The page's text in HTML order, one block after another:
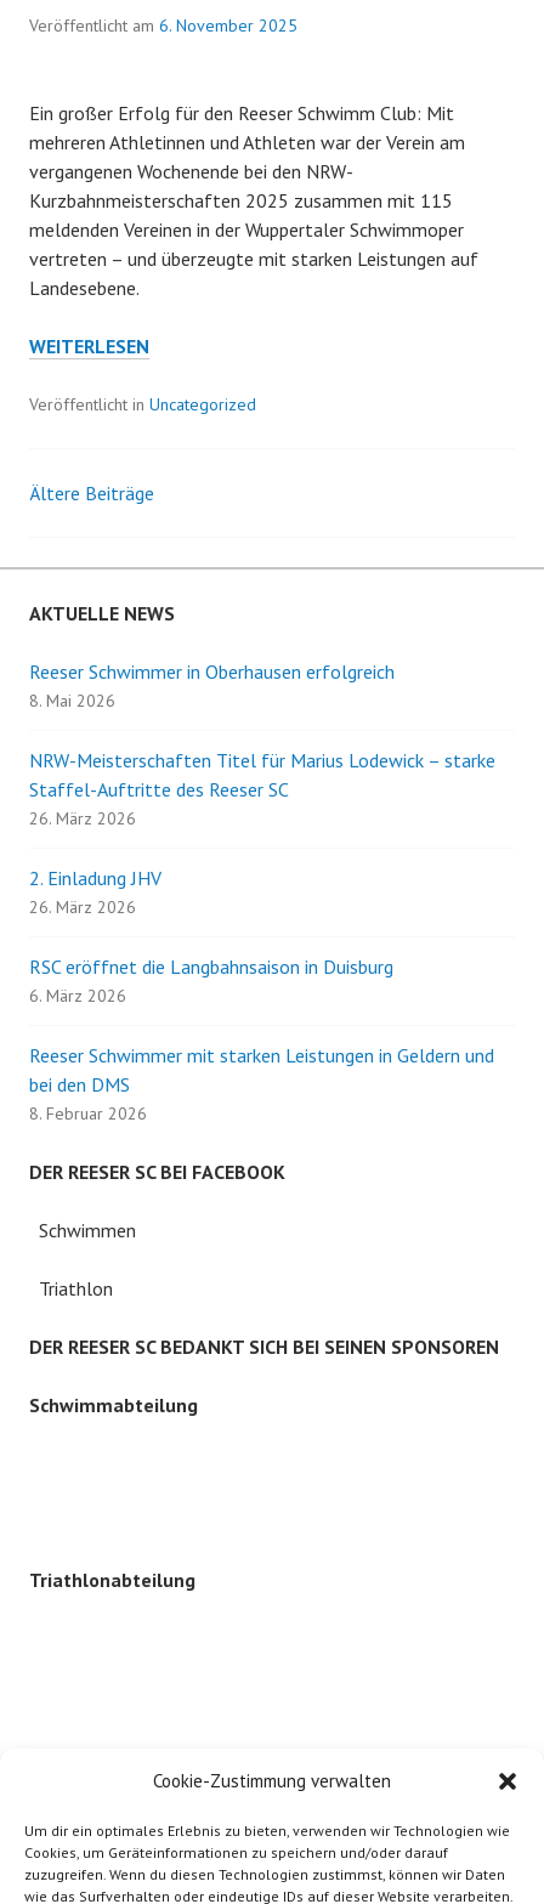
Cookie-Zustimmung verwalten
Um dir ein optimales Erlebnis zu bieten, verwenden wir Technologien wie
Cookies, um Geräteinformationen zu speichern und/oder darauf
zuzugreifen. Wenn du diesen Technologien zustimmst, können wir Daten
wie das Surfverhalten oder eindeutige IDs auf dieser Website verarbeiten.
Veröffentlicht am 6. November 2025
Ein großer Erfolg für den Reeser Schwimm Club: Mit
mehreren Athletinnen und Athleten war der Verein am
vergangenen Wochenende bei den NRW-
Kurzbahnmeisterschaften 2025 zusammen mit 115
meldenden Vereinen in der Wuppertaler Schwimmoper
vertreten – und überzeugte mit starken Leistungen auf
Landesebene.
REESER
BEI
KURZBAHNMEISTERSCHAFTEN
WEITERLESEN
Veröffentlicht in Uncategorized
Beitrags-
Navigation
Ältere Beiträge
AKTUELLE NEWS
Reeser Schwimmer in Oberhausen erfolgreich
8. Mai 2026
NRW-Meisterschaften Titel für Marius Lodewick – starke
Staffel-Auftritte des Reeser SC
26. März 2026
2. Einladung JHV
26. März 2026
RSC eröffnet die Langbahnsaison in Duisburg
6. März 2026
Reeser Schwimmer mit starken Leistungen in Geldern und
bei den DMS
8. Februar 2026
DER REESER SC BEI FACEBOOK
Schwimmen
Triathlon
DER REESER SC BEDANKT SICH BEI SEINEN SPONSOREN
Schwimmabteilung
Triathlonabteilung